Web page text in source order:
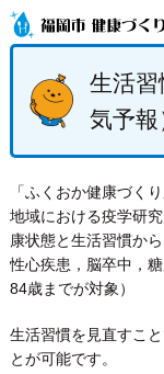
生活
気予報
「ふくおか健康づく
地域における疫学研
康状態と生活習慣か
性心疾患，脳卒中，
84歳までが対象）
生活習慣を見直すこ
とが可能です。